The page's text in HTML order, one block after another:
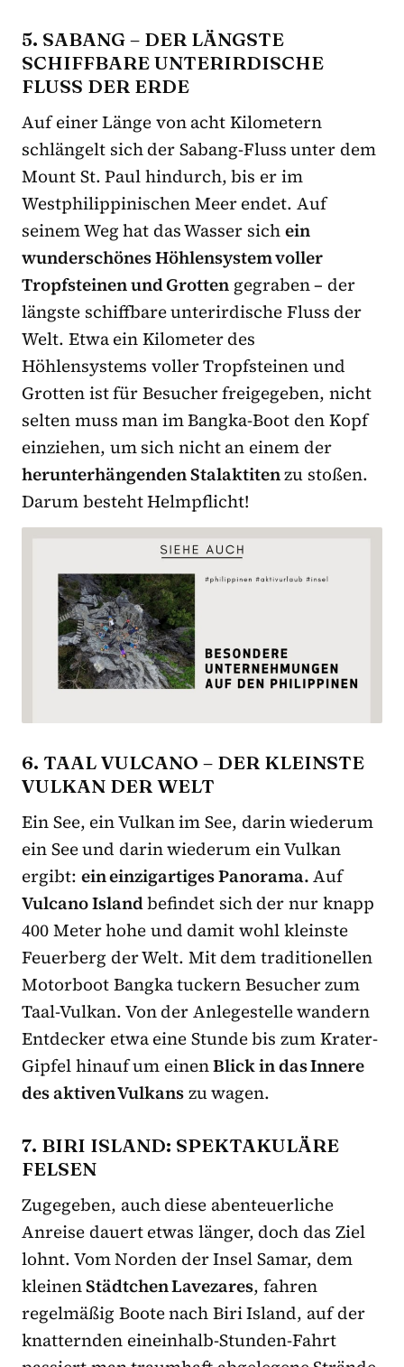
5. SABANG – DER LÄNGSTE
SCHIFFBARE UNTERIRDISCHE
FLUSS DER ERDE
Auf einer Länge von acht Kilometern
schlängelt sich der Sabang-Fluss unter dem
Mount St. Paul hindurch, bis er im
Westphilippinischen Meer endet. Auf
seinem Weg hat das Wasser sichein
wunderschönes Höhlensystem voller
Tropfsteinen und Grotten gegraben – der
längste schiffbare unterirdische Fluss der
Welt. Etwa ein Kilometer des
Höhlensystems voller Tropfsteinen und
Grotten ist für Besucher freigegeben, nicht
selten muss man im Bangka-Boot den Kopf
einziehen, um sich nicht an einem der
herunterhängenden Stalaktitenzu stoßen.
Darum besteht Helmpflicht!
6. TAAL VULCANO – DER KLEINSTE
VULKAN DER WELT
Ein See, ein Vulkan im See, darin wiederum
ein See und darin wiederum ein Vulkan
ergibt: ein einzigartiges Panorama.Auf
Vulcano Islandbefindet sich der nur knapp
400 Meter hohe und damit wohl kleinste
Feuerberg der Welt. Mit dem traditionellen
Motorboot Bangka tuckern Besucher zum
Taal-Vulkan. Von der Anlegestelle wandern
Entdecker etwa eine Stunde bis zum Krater-
Gipfel hinauf um einenBlick in das Innere
des aktiven Vulkanszu wagen.
7. BIRI ISLAND: SPEKTAKULÄRE
FELSEN
Zugegeben, auch diese abenteuerliche
Anreise dauert etwas länger, doch das Ziel
lohnt. Vom Norden der Insel Samar, dem
kleinenStädtchen Lavezares, fahren
regelmäßig Boote nach Biri Island, auf der
knatternden eineinhalb-Stunden-Fahrt